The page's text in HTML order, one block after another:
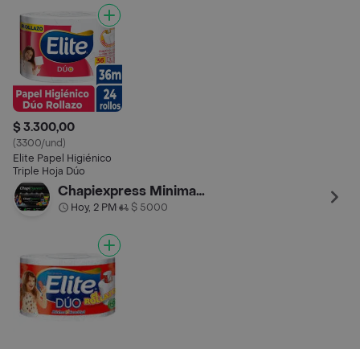
$ 3.300,00
(3300/und)
Elite Papel Higiénico
Triple Hoja Dúo
Chapiexpress Minimarket
Hoy, 2 PM• $ 5000